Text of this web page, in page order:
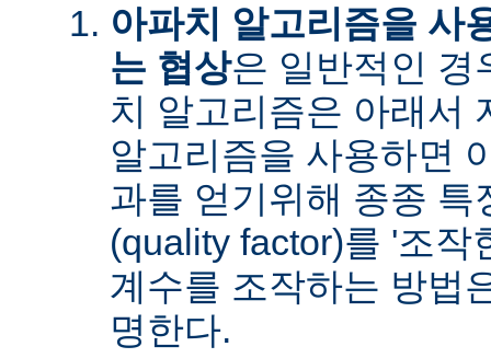
아파치 알고리즘을 사
는 협상은 일반적인 경
치 알고리즘은 아래서
알고리즘을 사용하면
과를 얻기위해 종종 특
(quality factor)를 '조작
계수를 조작하는 방법
명한다.